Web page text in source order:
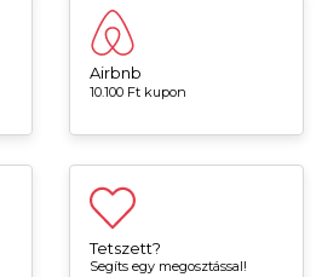
Airbnb
10.100 Ft kupon
Tetszett?
Segíts egy megosztással!